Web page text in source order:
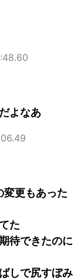
よなあ
変更もあった
た
待できたのに
しで尻すぼみ